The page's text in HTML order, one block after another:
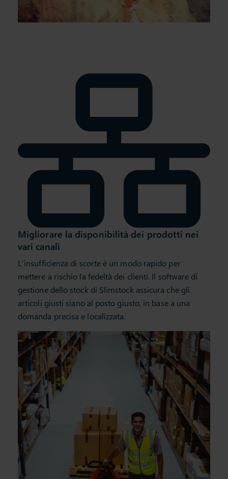
Migliorare la disponibilità dei prodotti nei
vari canali
L’insufficienza di scorte è un modo rapido per
mettere a rischio la fedeltà dei clienti. Il software di
gestione dello stock di Slimstock assicura che gli
articoli giusti siano al posto giusto, in base a una
domanda precisa e localizzata.